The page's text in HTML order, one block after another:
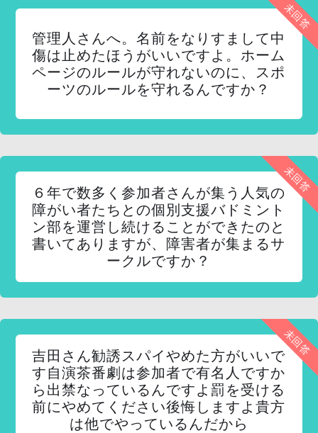
未回答
管理人さんへ。名前をなりすまして中
傷は止めたほうがいいですよ。ホーム
ページのルールが守れないのに、スポ
ーツのルールを守れるんですか？
未回答
６年で数多く参加者さんが集う人気の
障がい者たちとの個別支援バドミント
ン部を運営し続けることができたのと
書いてありますが、障害者が集まるサ
ークルですか？
未回答
吉田さん勧誘スパイやめた方がいいで
す自演茶番劇は参加者で有名人ですか
ら出禁なっているんですよ罰を受ける
前にやめてください後悔しますよ貴方
は他でやっているんだから